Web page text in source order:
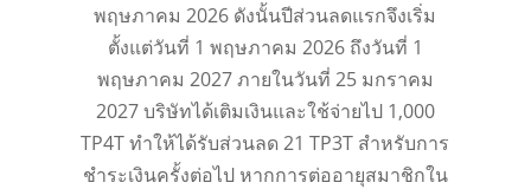
พฤษภาคม 2026 ดังนั้นปีส่วนลดแรกจึงเริ่ม
ตั้งแต่วันที่ 1 พฤษภาคม 2026 ถึงวันที่ 1
พฤษภาคม 2027 ภายในวันที่ 25 มกราคม
2027 บริษัทได้เติมเงินและใช้จ่ายไป 1,000
TP4T ทำให้ได้รับส่วนลด 21 TP3T สำหรับการ
ชำระเงินครั้งต่อไป หากการต่ออายุสมาชิกใน